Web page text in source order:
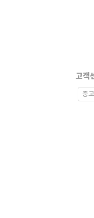
고객
중